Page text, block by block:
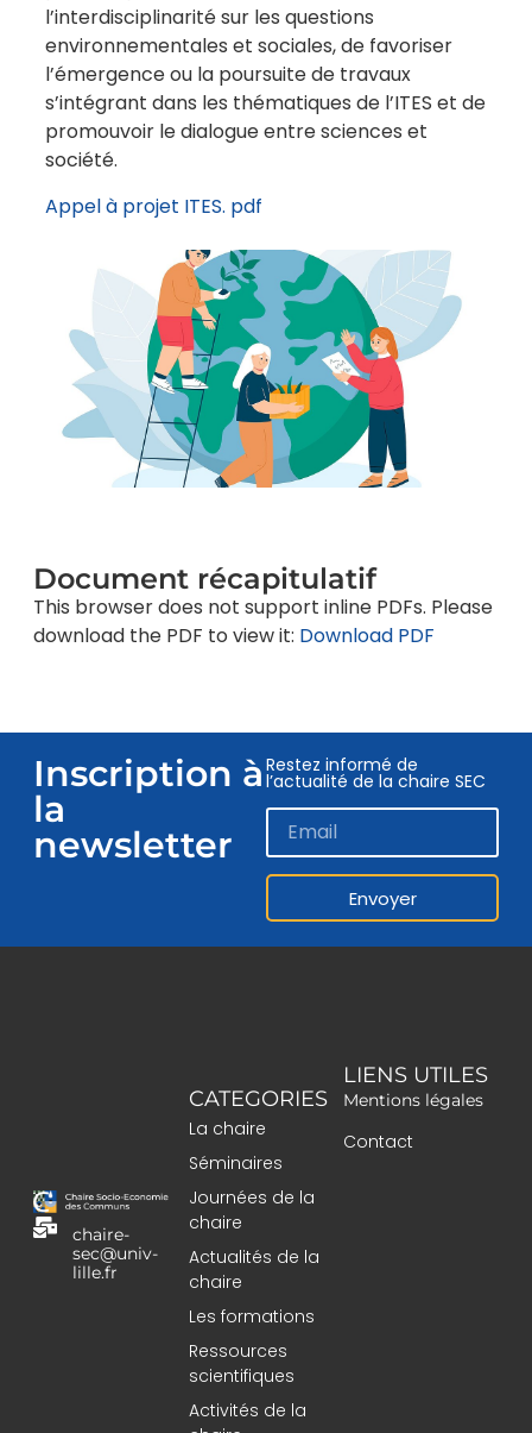
l’interdisciplinarité sur les questions
environnementales et sociales, de favoriser
l’émergence ou la poursuite de travaux
s’intégrant dans les thématiques de l’ITES et de
promouvoir le dialogue entre sciences et
société.
Appel à projet ITES. pdf
Document récapitulatif
This browser does not support inline PDFs. Please
download the PDF to view it: Download PDF
Inscription à
la
newsletter
Restez informé de
l’actualité de la chaire SEC
Envoyer
chaire-
sec@univ-
lille.fr
CATEGORIES
La chaire
Séminaires
Journées de la
chaire
Actualités de la
chaire
Les formations
Ressources
scientifiques
Activités de la
LIENS UTILES
Mentions légales
Contact